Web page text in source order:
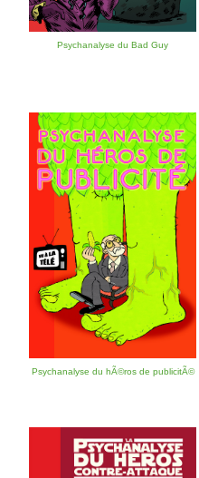
Psychanalyse du Bad Guy
Psychanalyse du hÃ©ros de publicitÃ©